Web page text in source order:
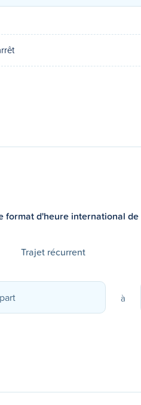
format d'heure international de
Trajet récurrent
à